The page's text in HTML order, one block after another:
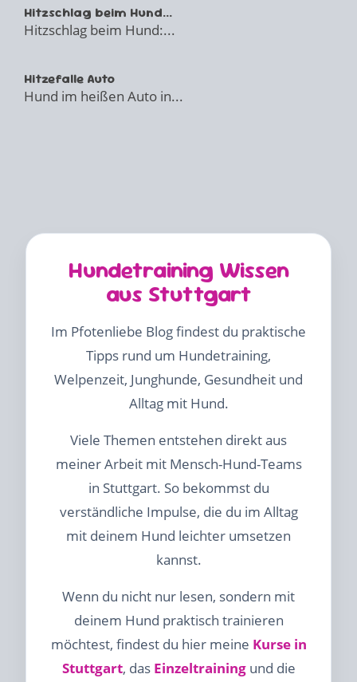
Hitzschlag beim Hund...
Hitzschlag beim Hund:...
Hitzefalle Auto
Hund im heißen Auto in...
Hundetraining Wissen
aus Stuttgart
Im Pfotenliebe Blog findest du praktische
Tipps rund um Hundetraining,
Welpenzeit, Junghunde, Gesundheit und
Alltag mit Hund.
Viele Themen entstehen direkt aus
meiner Arbeit mit Mensch-Hund-Teams
in Stuttgart. So bekommst du
verständliche Impulse, die du im Alltag
mit deinem Hund leichter umsetzen
kannst.
Wenn du nicht nur lesen, sondern mit
deinem Hund praktisch trainieren
möchtest, findest du hier meine Kurse in
Stuttgart, das Einzeltrainingund die